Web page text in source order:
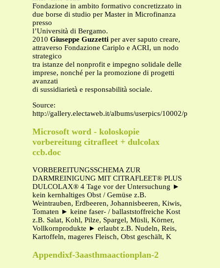
Fondazione in ambito formativo concretizzato in
due borse di studio per Master in Microfinanza
presso
l’Università di Bergamo.
2010 Giuseppe Guzzetti per aver saputo creare,
attraverso Fondazione Cariplo e ACRI, un nodo
strategico
tra istanze del nonprofit e impegno solidale delle
imprese, nonché per la promozione di progetti
avanzati
di sussidiarietà e responsabilità sociale.
Source:
http://gallery.electaweb.it/albums/userpics/10002/
Microsoft word - koloskopie
vorbereitung citrafleet + dulcolax
ccb.doc
VORBEREITUNGSSCHEMA ZUR
DARMREINIGUNG MIT CITRAFLEET® PLUS
DULCOLAX® 4 Tage vor der Untersuchung ►
kein kernhaltiges Obst / Gemüse z.B.
Weintrauben, Erdbeeren, Johannisbeeren, Kiwis,
Tomaten ► keine faser- / ballaststoffreiche Kost
z.B. Salat, Kohl, Pilze, Spargel, Müsli, Körner,
Vollkornprodukte ► erlaubt z.B. Nudeln, Reis,
Kartoffeln, mageres Fleisch, Obst geschält, K
Appendixf-3aasthmaactionplan-2